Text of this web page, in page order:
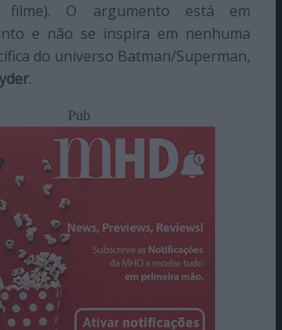
filme). O argumento está em
e não se inspira em nenhuma
do universo Batman/Superman,
.
Pub